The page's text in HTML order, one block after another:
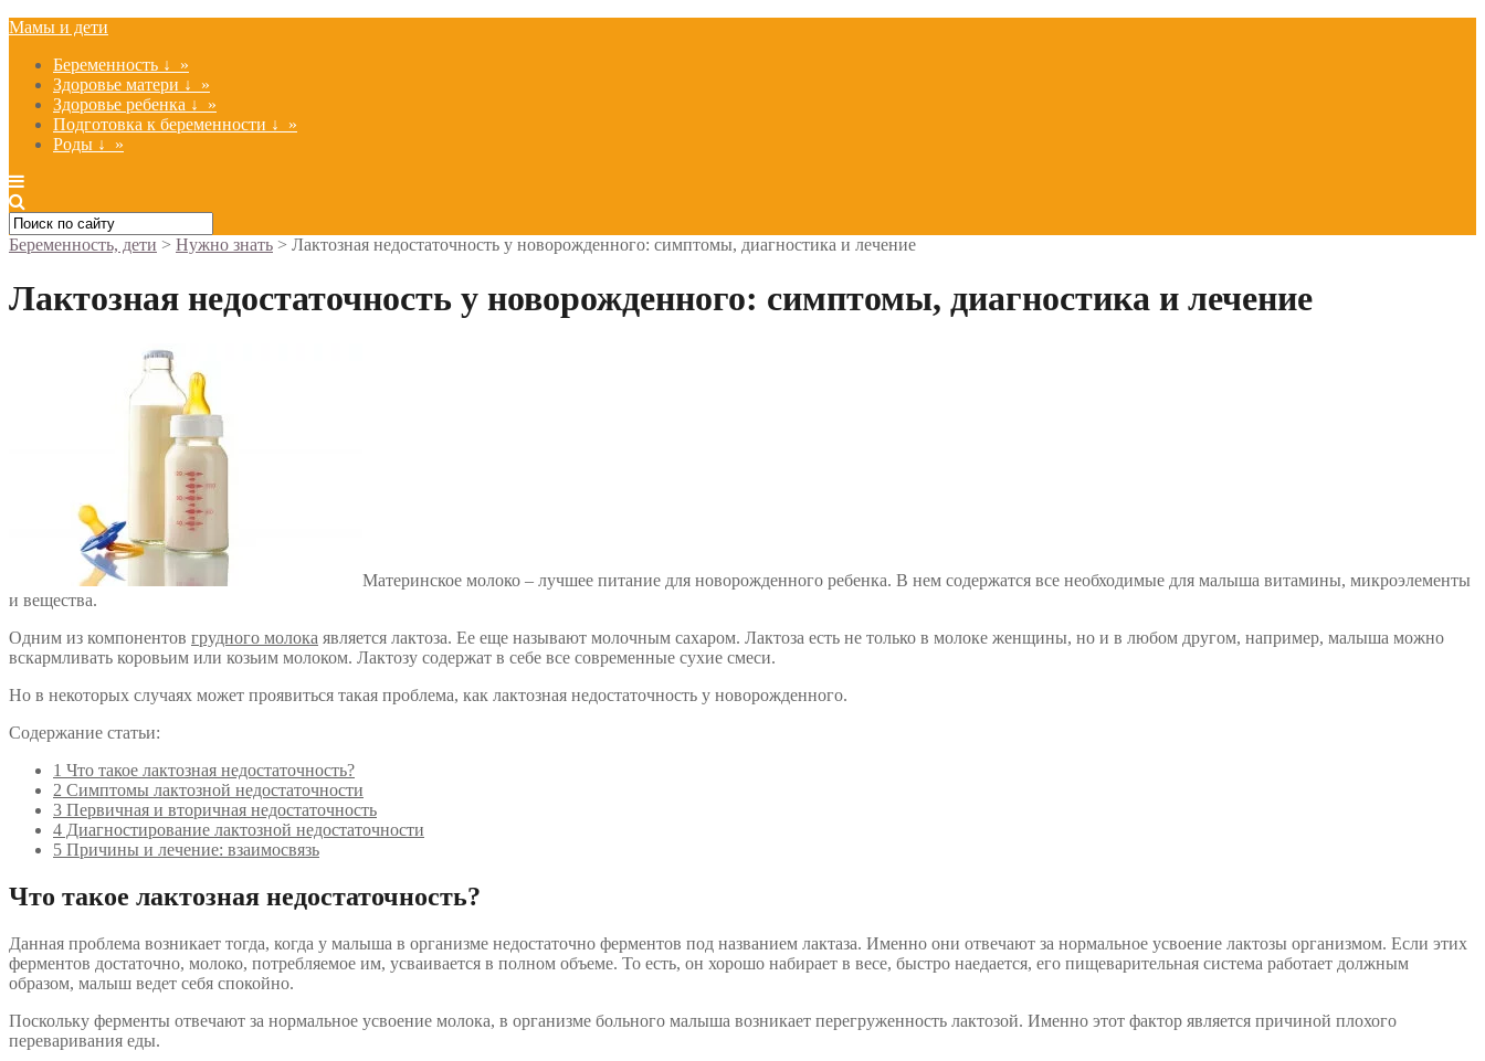
Мамы и дети
Беременность ↓
»
Здоровье матери ↓
»
Здоровье ребенка ↓
»
Подготовка к беременности ↓
»
Роды ↓
»
Беременность, дети > Нужно знать > Лактозная недостаточность у новорожденного: симптомы, диагностика и лечение
Лактозная недостаточность у новорожденного: симптомы, диагностика и лечение
Материнское молоко – лучшее питание для новорожденного ребенка. В нем содержатся все необходимые для малыша витамины, микроэлементы
и вещества.
Одним из компонентов грудного молока является лактоза. Ее еще называют молочным сахаром. Лактоза есть не только в молоке женщины, но и в любом другом, например, малыша можно
вскармливать коровьим или козьим молоком. Лактозу содержат в себе все современные сухие смеси.
Но в некоторых случаях может проявиться такая проблема, как лактозная недостаточность у новорожденного.
Содержание статьи:
1 Что такое лактозная недостаточность?
2 Симптомы лактозной недостаточности
3 Первичная и вторичная недостаточность
4 Диагностирование лактозной недостаточности
5 Причины и лечение: взаимосвязь
Что такое лактозная недостаточность?
Данная проблема возникает тогда, когда у малыша в организме недостаточно ферментов под названием лактаза. Именно они отвечают за нормальное усвоение лактозы организмом. Если этих
ферментов достаточно, молоко, потребляемое им, усваивается в полном объеме. То есть, он хорошо набирает в весе, быстро наедается, его пищеварительная система работает должным
образом, малыш ведет себя спокойно.
Поскольку ферменты отвечают за нормальное усвоение молока, в организме больного малыша возникает перегруженность лактозой. Именно этот фактор является причиной плохого
переваривания еды.